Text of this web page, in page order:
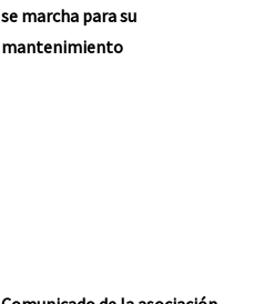
se marcha para su
mantenimiento